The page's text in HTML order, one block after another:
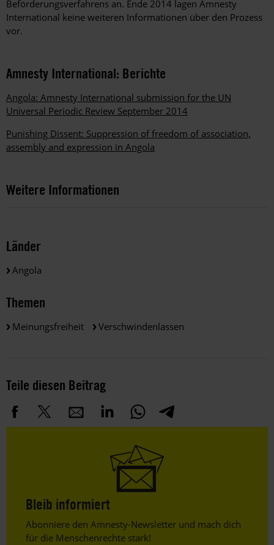
Beförderungsverfahrens an. Ende 2014 lagen Amnesty
International keine weiteren Informationen über den Prozess
vor.
Amnesty International: Berichte
Angola: Amnesty International submission for the UN
Universal Periodic Review September 2014
Punishing Dissent: Suppression of freedom of association,
assembly and expression in Angola
Weitere Informationen
Länder
Angola
Themen
Meinungsfreiheit Verschwindenlassen
Teile diesen Beitrag
Bleib informiert
Header
Text
Abonniere den Amnesty-Newsletter und mach dich
für die Menschenrechte stark!